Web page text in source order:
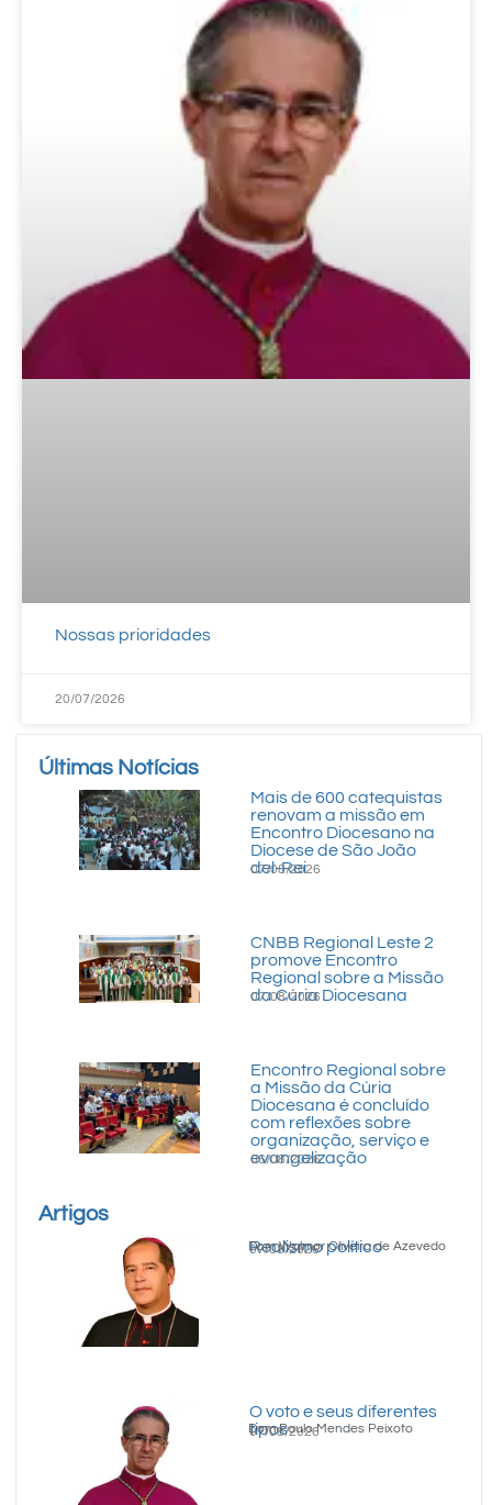
Nossas prioridades
20/07/2026
Últimas Notícias
Mais de 600 catequistas
renovam a missão em
Encontro Diocesano na
Diocese de São João
del-Rei
07/08/2026
CNBB Regional Leste 2
promove Encontro
Regional sobre a Missão
da Cúria Diocesana
07/08/2026
Encontro Regional sobre
a Missão da Cúria
Diocesana é concluído
com reflexões sobre
organização, serviço e
evangelização
06/08/2026
Artigos
Realismo político
Dom Walmor Oliveira de Azevedo
07/08/2026
O voto e seus diferentes
tipos
Dom Paulo Mendes Peixoto
07/08/2026